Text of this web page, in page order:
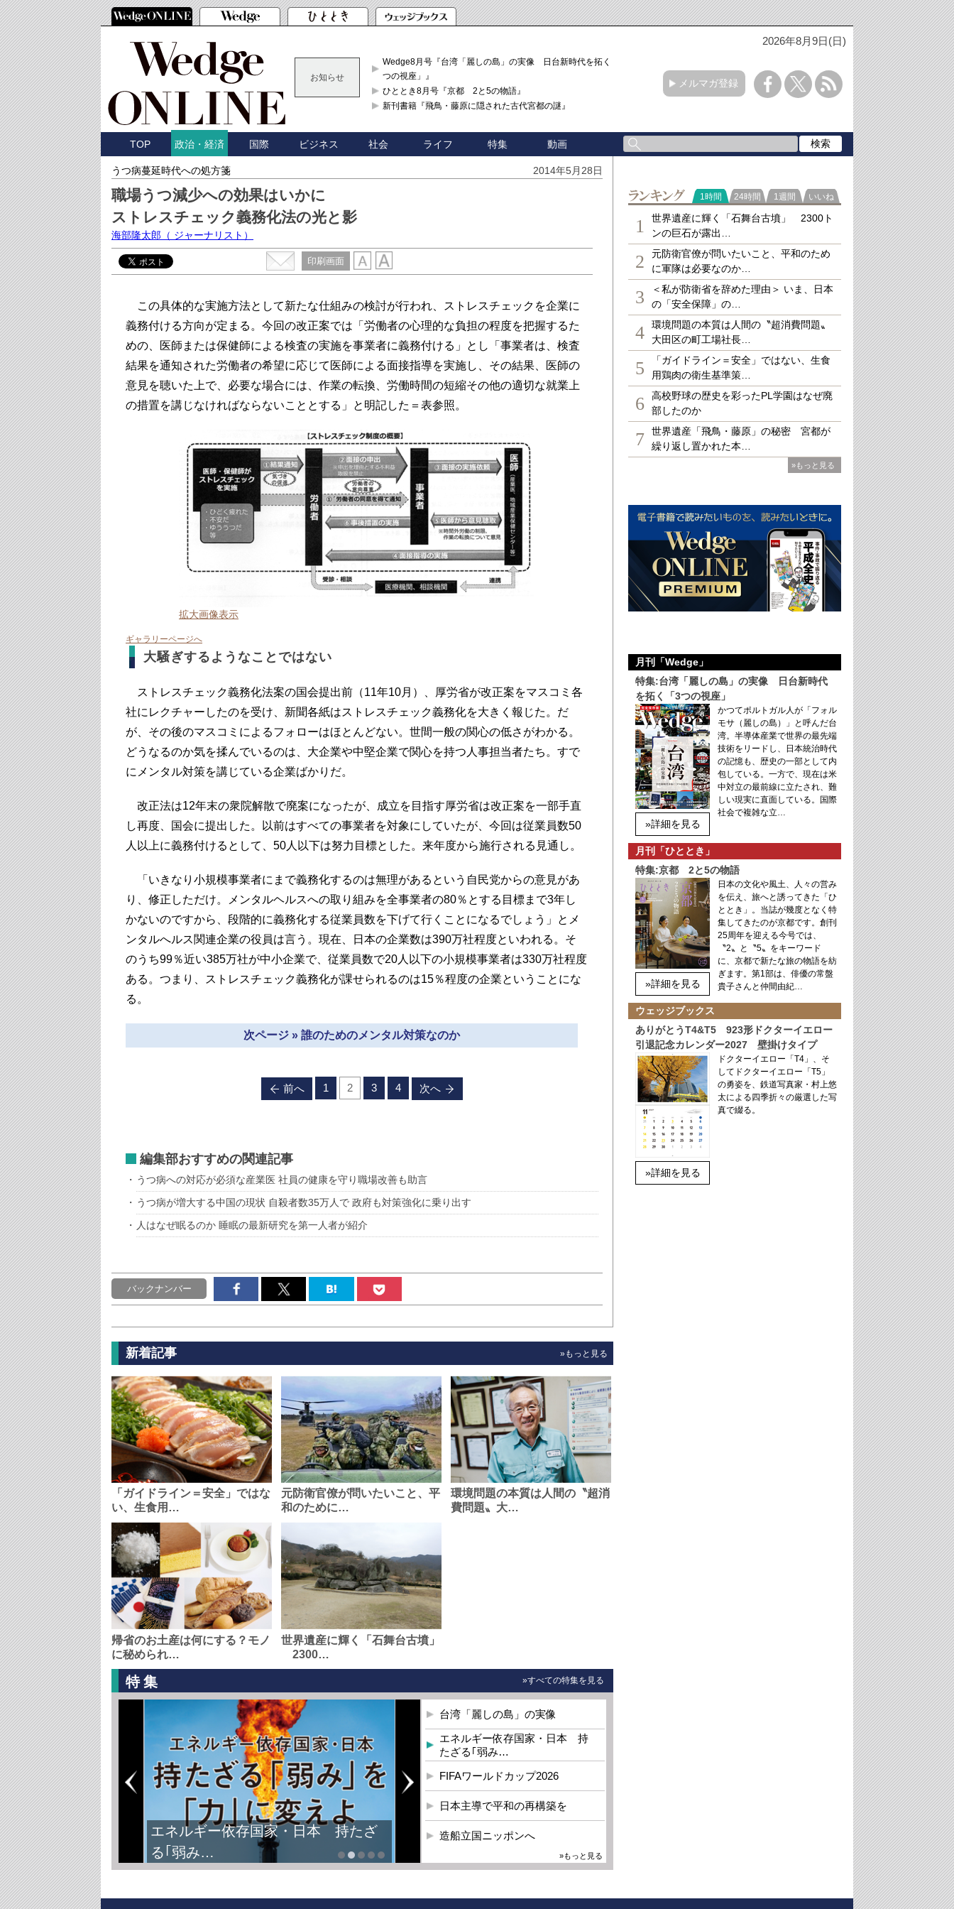
2026年8月9日(日)
お知らせ
Wedge8月号『台湾「麗しの島」の実像 日台新時代を拓く「3
つの視座」』
ひととき8月号『京都 2と5の物語』
新刊書籍『飛鳥・藤原に隠された古代宮都の謎』
メルマガ登録
TOP 政治・経済 国際 ビジネス 社会 ライフ 特集 動画
うつ病蔓延時代への処方箋 2014年5月28日
職場うつ減少への効果はいかに
ストレスチェック義務化法の光と影
海部隆太郎 （ ジャーナリスト）
印刷画面
この具体的な実施方法として新たな仕組みの検討が行われ、ストレスチェックを企業に
義務付ける方向が定まる。今回の改正案では「労働者の心理的な負担の程度を把握するた
めの、医師または保健師による検査の実施を事業者に義務付ける」とし「事業者は、検査
結果を通知された労働者の希望に応じて医師による面接指導を実施し、その結果、医師の
意見を聴いた上で、必要な場合には、作業の転換、労働時間の短縮その他の適切な就業上
の措置を講じなければならないこととする」と明記した＝表参照。
拡大画像表示
ギャラリーページへ
大騒ぎするようなことではない
ストレスチェック義務化法案の国会提出前（11年10月）、厚労省が改正案をマスコミ各
社にレクチャーしたのを受け、新聞各紙はストレスチェック義務化を大きく報じた。だ
が、その後のマスコミによるフォローはほとんどない。世間一般の関心の低さがわかる。
どうなるのか気を揉んでいるのは、大企業や中堅企業で関心を持つ人事担当者たち。すで
にメンタル対策を講じている企業ばかりだ。
改正法は12年末の衆院解散で廃案になったが、成立を目指す厚労省は改正案を一部手直
し再度、国会に提出した。以前はすべての事業者を対象にしていたが、今回は従業員数50
人以上に義務付けるとして、50人以下は努力目標とした。来年度から施行される見通し。
「いきなり小規模事業者にまで義務化するのは無理があるという自民党からの意見があ
り、修正しただけ。メンタルヘルスへの取り組みを全事業者の80％とする目標まで3年し
かないのですから、段階的に義務化する従業員数を下げて行くことになるでしょう」とメ
ンタルへルス関連企業の役員は言う。現在、日本の企業数は390万社程度といわれる。そ
のうち99％近い385万社が中小企業で、従業員数で20人以下の小規模事業者は330万社程度
ある。つまり、ストレスチェック義務化が課せられるのは15％程度の企業ということにな
る。
次ページ » 誰のためのメンタル対策なのか
前へ 1 2 3 4 次へ
編集部おすすめの関連記事
うつ病への対応が必須な産業医 社員の健康を守り職場改善も助言
うつ病が増大する中国の現状 自殺者数35万人で 政府も対策強化に乗り出す
人はなぜ眠るのか 睡眠の最新研究を第一人者が紹介
バックナンバー
新着記事 »もっと見る
「ガイドライン＝安全」ではな
い、生食用…
元防衛官僚が問いたいこと、平
和のために…
環境問題の本質は人間の〝超消
費問題〟大…
帰省のお土産は何にする？モノ
に秘められ…
世界遺産に輝く「石舞台古墳」
2300…
特集 »すべての特集を見る
エネルギー依存国家・日本 持たざ
る｢弱み…
台湾「麗しの島」の実像
エネルギー依存国家・日本 持
たざる｢弱み…
FIFAワールドカップ2026
日本主導で平和の再構築を
造船立国ニッポンへ
»もっと見る
ランキング
1時間 24時間 1週間 いいね
1
世界遺産に輝く「石舞台古墳」 2300ト
ンの巨石が露出…
2
元防衛官僚が問いたいこと、平和のため
に軍隊は必要なのか…
3
＜私が防衛省を辞めた理由＞ いま、日本
の「安全保障」の…
4
環境問題の本質は人間の〝超消費問題〟
大田区の町工場社長…
5
「ガイドライン＝安全」ではない、生食
用鶏肉の衛生基準策…
6
高校野球の歴史を彩ったPL学園はなぜ廃
部したのか
7
世界遺産「飛鳥・藤原」の秘密 宮都が
繰り返し置かれた本…
»もっと見る
月刊「Wedge」
特集:台湾「麗しの島」の実像 日台新時代
を拓く「3つの視座」
»詳細を見る
かつてポルトガル人が「フォル
モサ（麗しの島）」と呼んだ台
湾。半導体産業で世界の最先端
技術をリードし、日本統治時代
の記憶も、歴史の一部として内
包している。一方で、現在は米
中対立の最前線に立たされ、難
しい現実に直面している。国際
社会で複雑な立…
月刊「ひととき」
特集:京都 2と5の物語
»詳細を見る
日本の文化や風土、人々の営み
を伝え、旅へと誘ってきた「ひ
ととき」。当誌が幾度となく特
集してきたのが京都です。創刊
25周年を迎える今号では、
〝2〟と〝5〟をキーワード
に、京都で新たな旅の物語を紡
ぎます。第1部は、俳優の常盤
貴子さんと仲間由紀…
ウェッジブックス
ありがとうT4&T5 923形ドクターイエロー
引退記念カレンダー2027 壁掛けタイプ
»詳細を見る
ドクターイエロー「T4」、そ
してドクターイエロー「T5」
の勇姿を、鉄道写真家・村上悠
太による四季折々の厳選した写
真で綴る。